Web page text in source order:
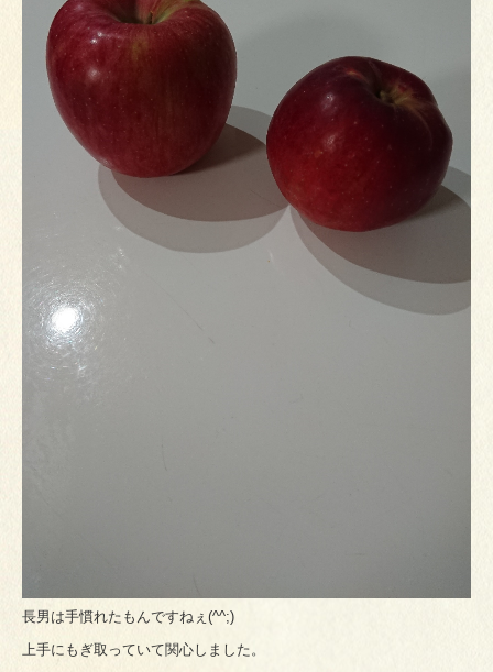
長男は手慣れたもんですねぇ(^^;)
上手にもぎ取っていて関心しました。